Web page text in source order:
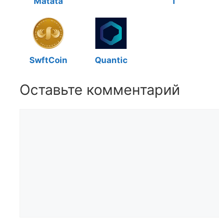
SwftCoin Quantic
Оставьте комментарий